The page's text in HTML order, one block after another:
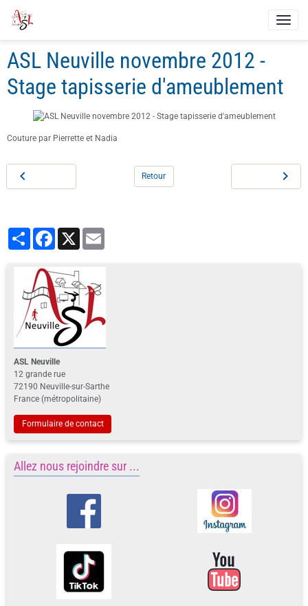
ASL Neuville novembre 2012 -
Stage tapisserie d'ameublement
Couture par Pierrette et Nadia
Retour
PartagerFacebook
X
ASL Neuville
12 grande rue
72190 Neuville-sur-Sarthe
France (métropolitaine)
Formulaire de contact
Allez nous rejoindre sur ...